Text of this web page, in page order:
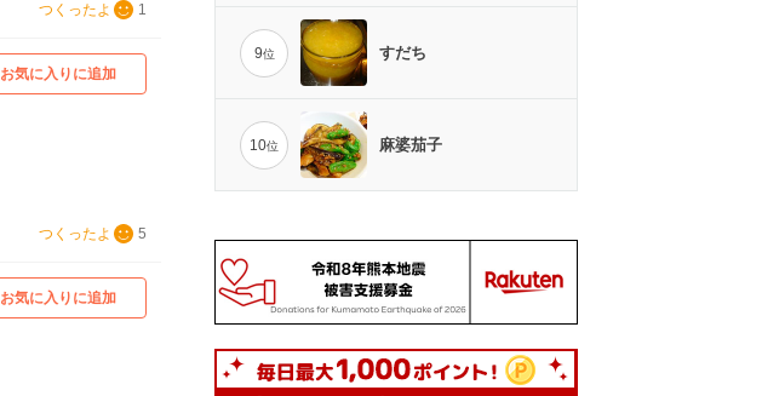
つくったよ 1
お気に入りに追加
つくったよ 5
お気に入りに追加
9位 すだち
10位 麻婆茄子